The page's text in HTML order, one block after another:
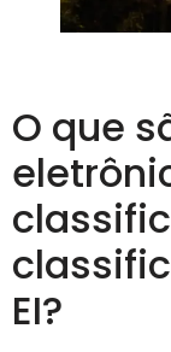
O que
EI?